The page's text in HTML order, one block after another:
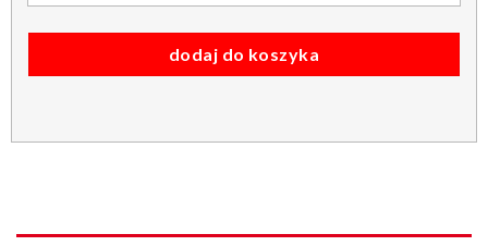
dodaj do koszyka